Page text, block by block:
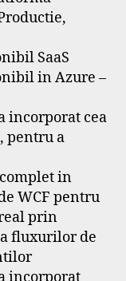
SaaS
in Azure –
incorporat cea
pentru a
in
WCF pentru
prin
fluxurilor de
incorporat